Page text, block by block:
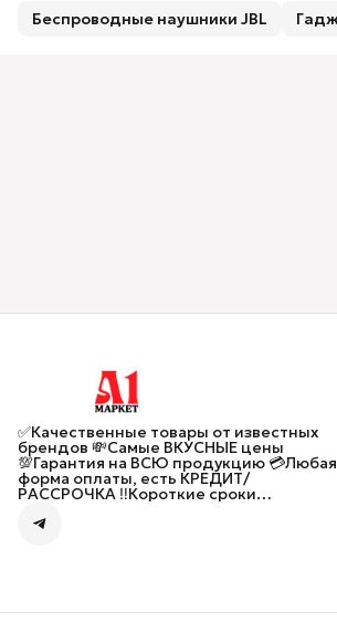
Беспроводные наушники JBL
✅Качественные товары от известных
брендов 💸Самые ВКУСНЫЕ цены
💯Гарантия на ВСЮ продукцию 💳Любая
форма оплаты, есть КРЕДИТ/
РАССРОЧКА ‼️Короткие сроки